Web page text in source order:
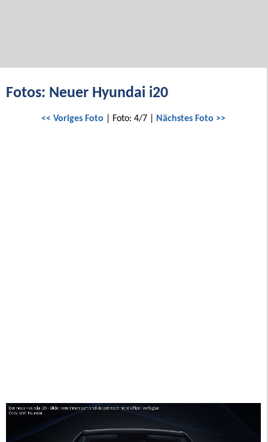
Fotos: Neuer Hyundai i20
<< Voriges Foto | Foto: 4/7 | Nächstes Foto >>